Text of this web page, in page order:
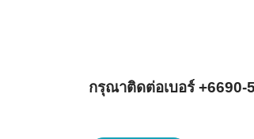
กรุณาติดต่อเบอร์ +6690-